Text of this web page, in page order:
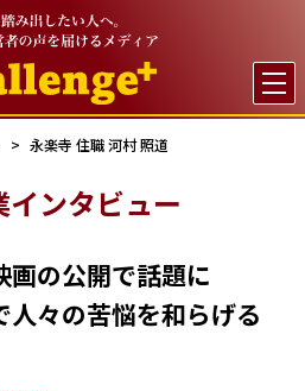

永楽寺 住職 河村 照道
ンタビュー
画の公開で話題に
々の苦悩を和らげる